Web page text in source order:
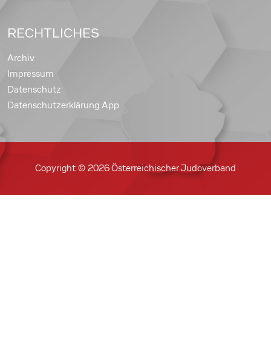
RECHTLICHES
Archiv
Impressum
Datenschutz
Datenschutzerklärung App
Copyright © 2026 Österreichischer Judoverband